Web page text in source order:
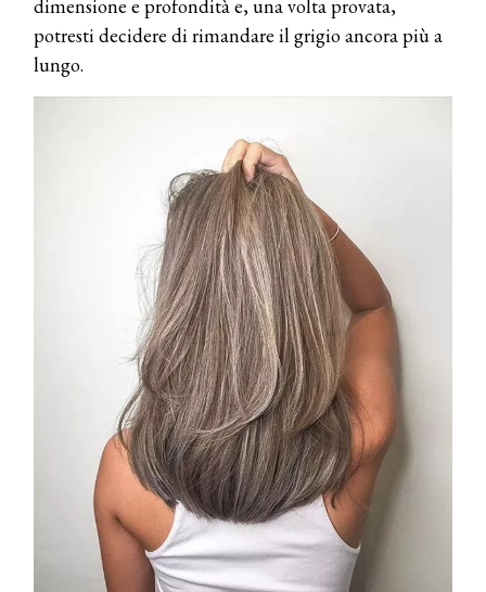
dimensione e profondità e, una volta provata,
potresti decidere di rimandare il grigio ancora più a
lungo.